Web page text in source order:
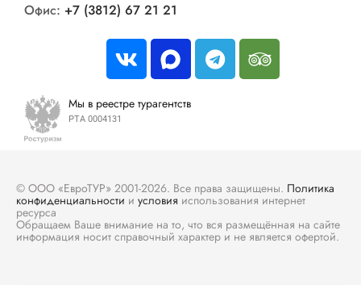
Офис: +7 (3812) 67 21 21
Мы в реестре турагентств
РТА 0004131
© ООО «ЕвроТУР» 2001-2026. Все права защищены. Политика
конфиденциальности и условия использования интернет
ресурса
Обращаем Ваше внимание на то, что вся размещённая на сайте
информация носит справочный характер и не является офертой.